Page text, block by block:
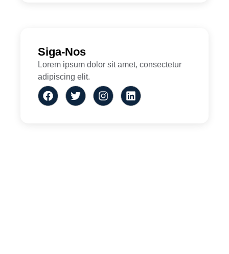
Siga-Nos
Lorem ipsum dolor sit amet, consectetur
adipiscing elit.